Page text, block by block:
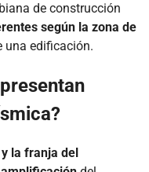
de construcción
según la zona de
una edificación.
la franja del